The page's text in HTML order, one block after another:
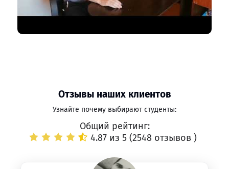
Отзывы наших клиентов
Узнайте почему выбирают студенты:
Общий рейтинг:
4.87 из 5 (2548 отзывов )